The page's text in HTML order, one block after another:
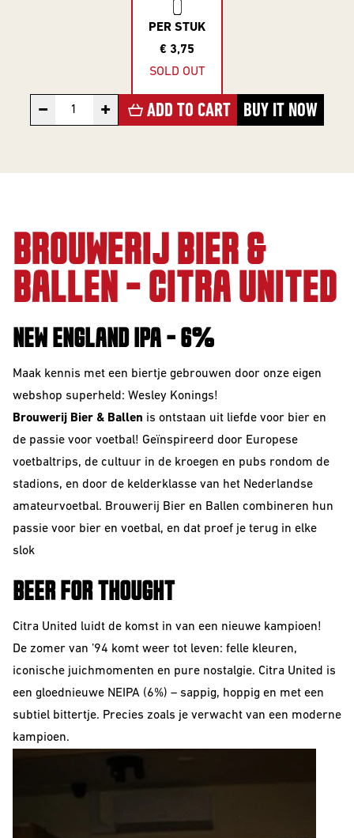
BEER
STYLES
Barrel Aged
Donkere
Bieren
IPA
Beerclub
now!
PER STUK
€ 3,75
SOLD OUT
− + ADD TO CART BUY IT NOW
BROUWERIJ BIER &
BALLEN - CITRA UNITED
NEW ENGLAND IPA - 6%
Maak kennis met een biertje gebrouwen door onze eigen
webshop superheld: Wesley Konings!
Brouwerij Bier & Ballen is ontstaan uit liefde voor bier en
de passie voor voetbal! Geïnspireerd door Europese
voetbaltrips, de cultuur in de kroegen en pubs rondom de
stadions, en door de kelderklasse van het Nederlandse
amateurvoetbal. Brouwerij Bier en Ballen combineren hun
passie voor bier en voetbal, en dat proef je terug in elke
slok
BEER FOR THOUGHT
Citra United luidt de komst in van een nieuwe kampioen!
De zomer van ’94 komt weer tot leven: felle kleuren,
iconische juichmomenten en pure nostalgie. Citra United is
een gloednieuwe NEIPA (6%) – sappig, hoppig en met een
subtiel bittertje. Precies zoals je verwacht van een moderne
kampioen.